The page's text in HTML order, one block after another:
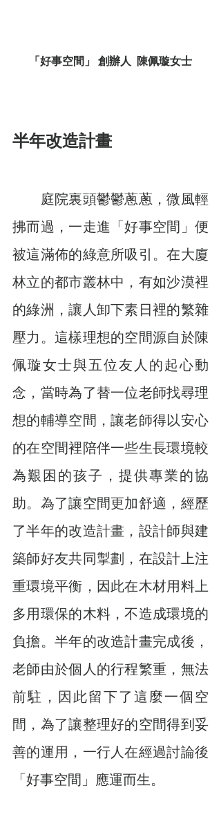
「好事空間」 創辦人  陳佩璇女士
半年改造計畫
庭院裏頭鬱鬱蔥蔥，微風輕
拂而過，一走進「好事空間」便
被這滿佈的綠意所吸引。在大廈
林立的都市叢林中，有如沙漠裡
的綠洲，讓人卸下素日裡的繁雜
壓力。這樣理想的空間源自於陳
佩璇女士與五位友人的起心動
念，當時為了替一位老師找尋理
想的輔導空間，讓老師得以安心
的在空間裡陪伴一些生長環境較
為艱困的孩子，提供專業的協
助。為了讓空間更加舒適，經歷
了半年的改造計畫，設計師與建
築師好友共同掣劃，在設計上注
重環境平衡，因此在木材用料上
多用環保的木料，不造成環境的
負擔。半年的改造計畫完成後，
老師由於個人的行程繁重，無法
前駐，因此留下了這麼一個空
間，為了讓整理好的空間得到妥
善的運用，一行人在經過討論後
「好事空間」應運而生。